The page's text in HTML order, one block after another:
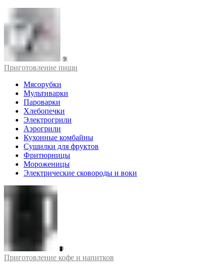
Приготовление пищи
Мясорубки
Мультиварки
Пароварки
Хлебопечки
Электрогрили
Аэрогрили
Кухонные комбайны
Сушилки для фруктов
Фритюрницы
Мороженицы
Электрические сковороды и воки
Приготовление кофе и напитков